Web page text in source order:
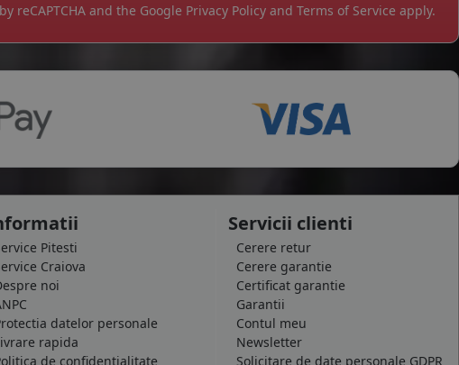
reCAPTCHA and the Google Privacy Policy and Terms of Service apply.
Pitesti
Craiova
noi
datelor personale
rapida
de confidentialitate
Servicii clienti
Cerere retur
Cerere garantie
Certificat garantie
Garantii
Contul meu
Newsletter
Solicitare de date personale GDPR